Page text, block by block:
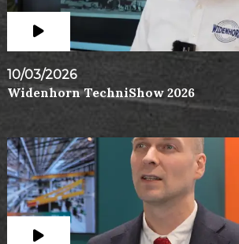
10/03/2026
Widenhorn TechniShow 2026